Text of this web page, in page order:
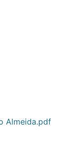
Almeida.pdf